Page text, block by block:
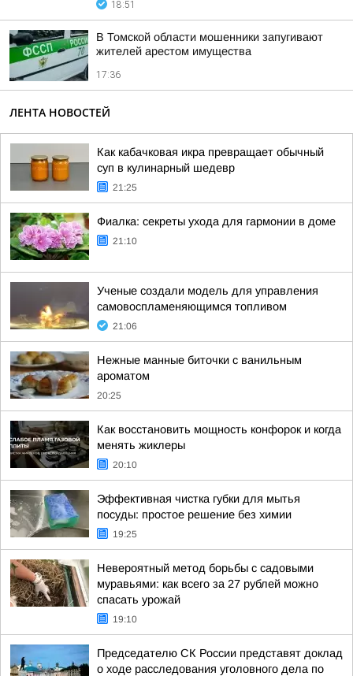
18:51
В Томской области мошенники запугивают
жителей арестом имущества
17:36
ЛЕНТА НОВОСТЕЙ
Как кабачковая икра превращает обычный
суп в кулинарный шедевр
21:25
Фиалка: секреты ухода для гармонии в доме
21:10
Ученые создали модель для управления
самовоспламеняющимся топливом
21:06
Нежные манные биточки с ванильным
ароматом
20:25
Как восстановить мощность конфорок и когда
менять жиклеры
20:10
Эффективная чистка губки для мытья
посуды: простое решение без химии
19:25
Невероятный метод борьбы с садовыми
муравьями: как всего за 27 рублей можно
спасать урожай
19:10
Председателю СК России представят доклад
о ходе расследования уголовного дела по